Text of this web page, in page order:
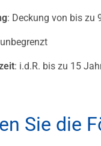
: Deckung von bis zu
: i.d.R. bis zu 15
Sie die